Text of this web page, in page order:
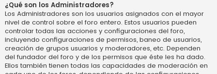
¿Qué son los Administradores?
Los Administradores son los usuarios asignados con el mayor
nivel de control sobre el foro entero. Estos usuarios pueden
controlar todas las acciones y configuraciones del foro,
incluyendo configuraciones de permisos, baneo de usuarios,
creación de grupos usuarios y moderadores, etc. Dependen
del fundador del foro y de los permisos que éste les ha dado.
Ellos también tienen todas las capacidades de moderación en